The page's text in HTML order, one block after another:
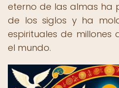
eterno de las almas ha
de los siglos y ha
espirituales de millones
el mundo.